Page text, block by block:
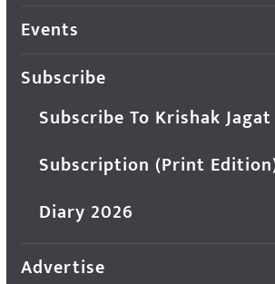
Events
Subscribe
Subscribe To Krishak
Subscription (Print
Diary 2026
Advertise